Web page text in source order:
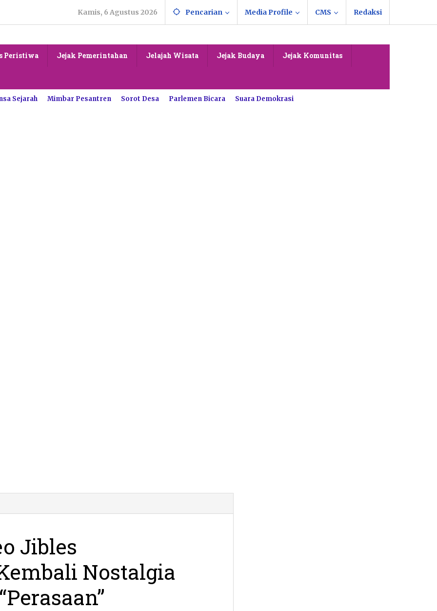
Kamis, 6 Agustus 2026 Pencarian Media Profile CMS Redaksi
Peristiwa Jejak Pemerintahan Jelajah Wisata Jejak Budaya Jejak Komunitas
Sejarah Mimbar Pesantren Sorot Desa Parlemen Bicara Suara Demokrasi
Jibles
Nostalgia